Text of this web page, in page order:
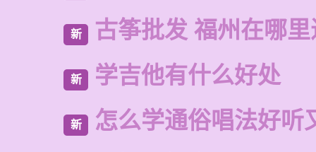
新 古筝批发 福州在哪
新 学吉他有什么好处
新 怎么学通俗唱法好听